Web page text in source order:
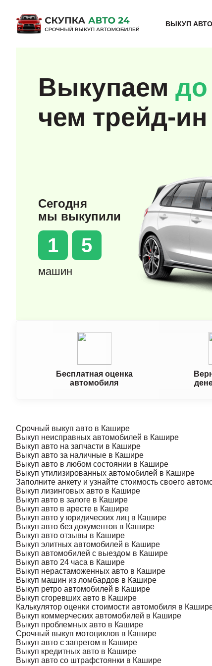
ВЫКУП АВТО
Выкупаем до
чем трейд-
Сегодня
мы выкупили
1 5
машин
Бесплатная оценка
автомобиля
Срочный выкуп авто в Кашире
Выкуп неисправных автомобилей в Кашире
Выкуп авто на запчасти в Кашире
Выкуп авто за наличные в Кашире
Выкуп авто в любом состоянии в Кашире
Выкуп утилизированных автомобилей в Кашире
Заполните анкету и узнайте стоимость своего
Выкуп лизинговых авто в Кашире
Выкуп авто в залоге в Кашире
Выкуп авто в аресте в Кашире
Выкуп авто у юридических лиц в Кашире
Выкуп авто без документов в Кашире
Выкуп авто отзывы в Кашире
Выкуп элитных автомобилей в Кашире
Выкуп автомобилей с выездом в Кашире
Выкуп авто 24 часа в Кашире
Выкуп нерастаможенных авто в Кашире
Выкуп машин из ломбардов в Кашире
Выкуп ретро автомобилей в Кашире
Выкуп сгоревших авто в Кашире
Калькулятор оценки стоимости автомобиля в
Выкуп коммерческих автомобилей в Кашире
Выкуп проблемных авто в Кашире
Срочный выкуп мотоциклов в Кашире
Выкуп авто с запретом в Кашире
Выкуп кредитных авто в Кашире
Выкуп авто со штрафстоянки в Кашире